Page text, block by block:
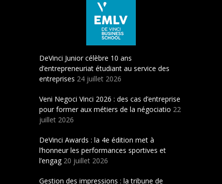
DeVinci Junior célèbre 10 ans
d’entrepreneuriat étudiant au service des
entreprises 24 juillet 2026
Veni Negoci Vinci 2026 : des cas d’entreprise
pour former aux métiers de la négociatio 22
juillet 2026
DeVinci Awards : la 4e édition met à
l’honneur les performances sportives et
l’engag 20 juillet 2026
Gestion des impressions : la tribune de